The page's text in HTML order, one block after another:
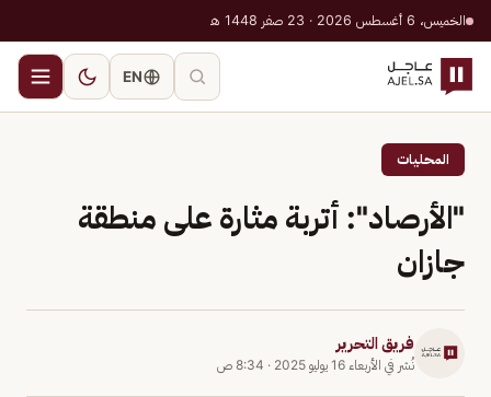
الخميس، 6 أغسطس 2026 · 23 صفر 1448 هـ
EN
المحليات
"الأرصاد": أتربة مثارة على منطقة
جازان
فريق التحرير
نُشر في الأربعاء 16 يوليو 2025 · 8:34 ص